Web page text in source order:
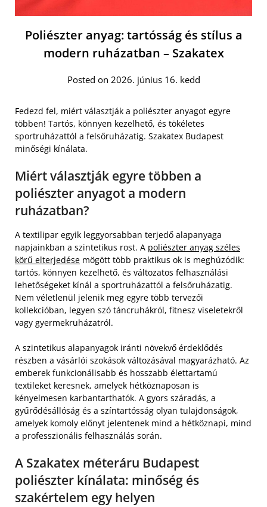
Poliészter anyag: tartósság és stílus a
modern ruházatban – Szakatex
Posted on 2026. június 16. kedd
Fedezd fel, miért választják a poliészter anyagot egyre
többen! Tartós, könnyen kezelhető, és tökéletes
sportruházattól a felsőruházatig. Szakatex Budapest
minőségi kínálata.
Miért választják egyre többen a
poliészter anyagot a modern
ruházatban?
A textilipar egyik leggyorsabban terjedő alapanyaga
napjainkban a szintetikus rost. A poliészter anyag széles
körű elterjedése mögött több praktikus ok is meghúzódik:
tartós, könnyen kezelhető, és változatos felhasználási
lehetőségeket kínál a sportruházattól a felsőruházatig.
Nem véletlenül jelenik meg egyre több tervezői
kollekcióban, legyen szó táncruhákról, fitnesz viseletekről
vagy gyermekruházatról.
A szintetikus alapanyagok iránti növekvő érdeklődés
részben a vásárlói szokások változásával magyarázható. Az
emberek funkcionálisabb és hosszabb élettartamú
textileket keresnek, amelyek hétköznaposan is
kényelmesen karbantarthatók. A gyors száradás, a
gyűrődésállóság és a színtartósság olyan tulajdonságok,
amelyek komoly előnyt jelentenek mind a hétköznapi, mind
a professzionális felhasználás során.
A Szakatex méteráru Budapest
poliészter kínálata: minőség és
szakértelem egy helyen